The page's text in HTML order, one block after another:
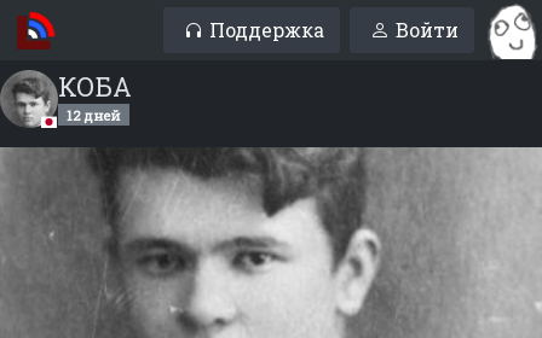
Поддержка Войти
КОБА
12 дней